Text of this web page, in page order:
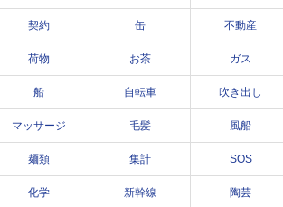
契約 缶 不動産
荷物 お茶 ガス
船 自転車 吹き出し
マッサージ 毛髪 風船
麺類 集計 SOS
化学 新幹線 陶芸